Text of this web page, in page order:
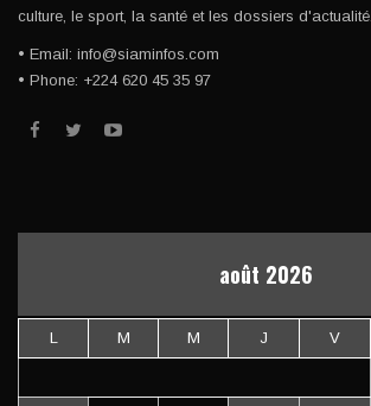
culture, le sport, la santé et les dossiers d'actualité.
• Email: info@siaminfos.com
• Phone: +224 620 45 35 97
août 2026
L M M J V